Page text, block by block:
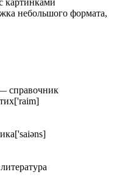
небольшого формата,
справочник
['raim]
['saiəns]